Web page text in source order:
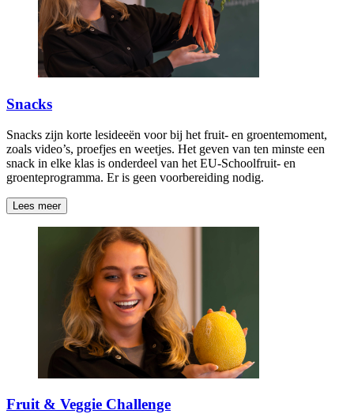
Snacks
Snacks zijn korte lesideeën voor bij het fruit- en groentemoment,
zoals video’s, proefjes en weetjes. Het geven van ten minste een
snack in elke klas is onderdeel van het EU-Schoolfruit- en
groenteprogramma. Er is geen voorbereiding nodig.
Lees meer
Fruit & Veggie Challenge